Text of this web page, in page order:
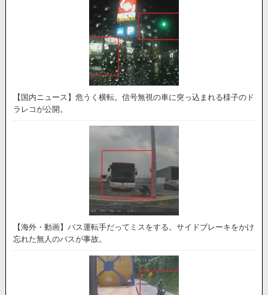
【国内ニュース】危うく横転。信号無視の車に突っ込まれる様子のド
ラレコが公開。
【海外・動画】バス運転手だってミスをする。サイドブレーキをかけ
忘れた無人のバスが事故。